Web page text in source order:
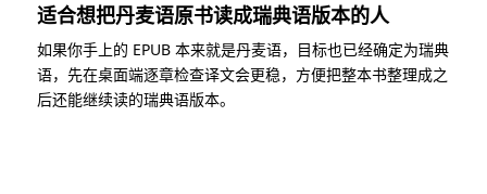
适合想把丹麦语原书读成瑞典语版本的人
如果你手上的 EPUB 本来就是丹麦语，目标也已经确定为瑞典
语，先在桌面端逐章检查译文会更稳，方便把整本书整理成之
后还能继续读的瑞典语版本。